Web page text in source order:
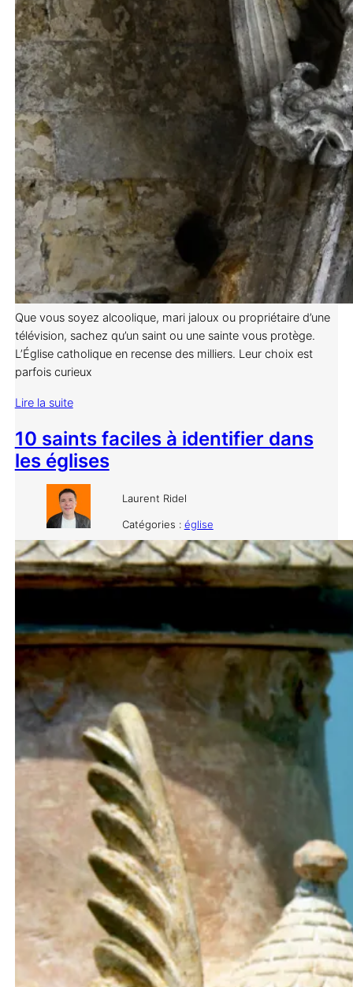
Que vous soyez alcoolique, mari jaloux ou propriétaire d’une
télévision, sachez qu’un saint ou une sainte vous protège.
L’Église catholique en recense des milliers. Leur choix est
parfois curieux
Lire la suite
10 saints faciles à identifier dans
les églises
Laurent Ridel
Catégories : église